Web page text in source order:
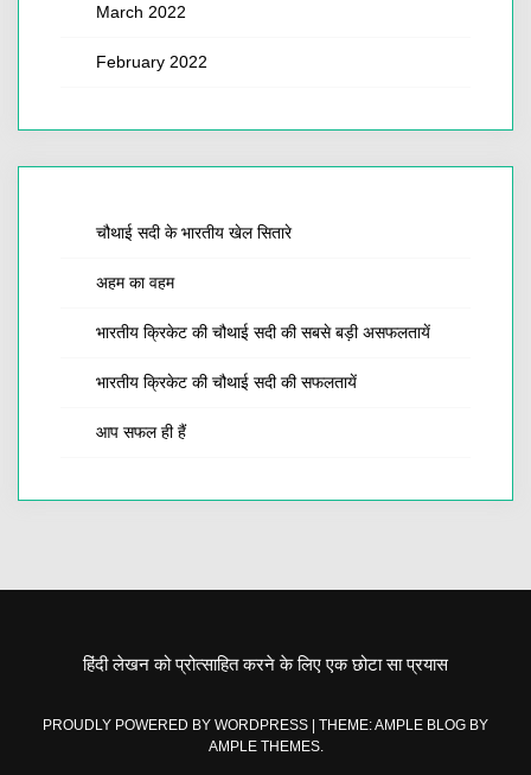
March 2022
February 2022
चौथाई सदी के भारतीय खेल सितारे
अहम का वहम
भारतीय क्रिकेट की चौथाई सदी की सबसे बड़ी असफलतायें
भारतीय क्रिकेट की चौथाई सदी की सफलतायें
आप सफल ही हैं
हिंदी लेखन को प्रोत्साहित करने के लिए एक छोटा सा प्रयास
PROUDLY POWERED BY WORDPRESS
THEME: AMPLE BLOG BY
AMPLE THEMES.